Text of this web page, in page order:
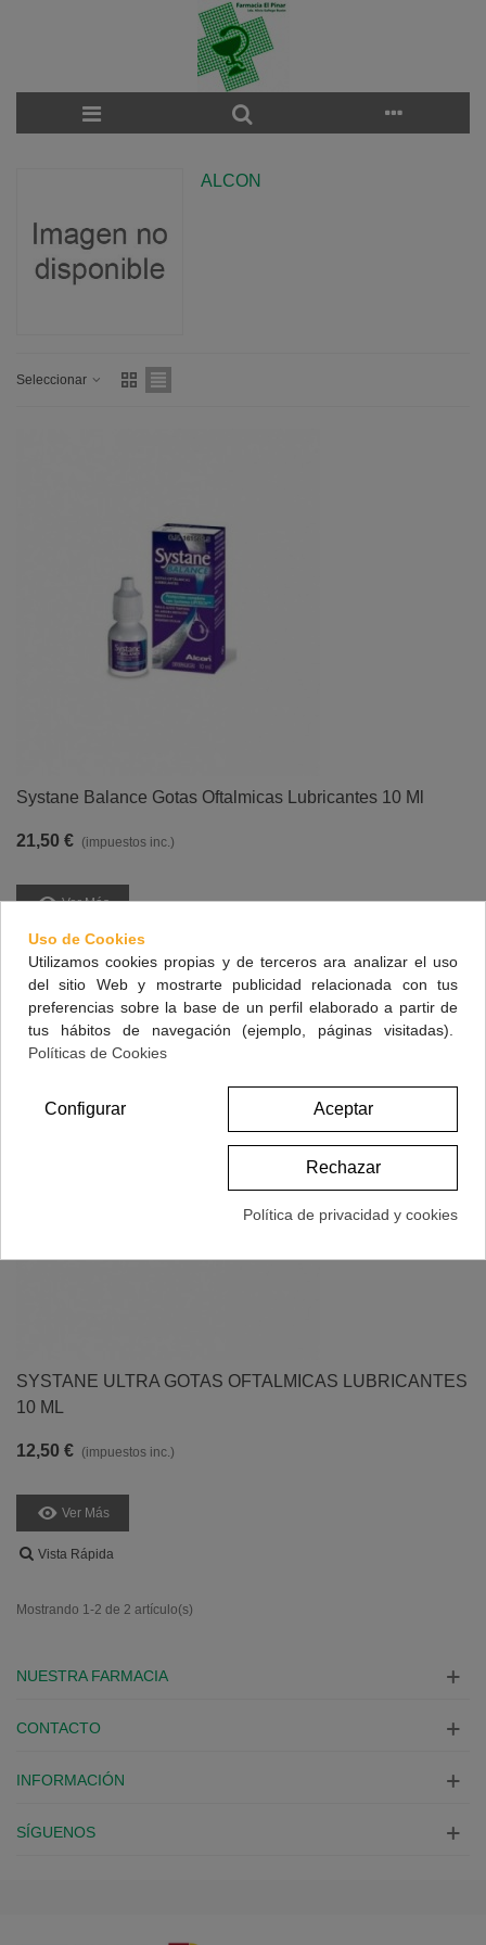
ALCON
Seleccionar
Systane Balance Gotas Oftalmicas Lubricantes 10 Ml
21,50 € (impuestos inc.)
Ver Más
Vista Rápida
SYSTANE ULTRA GOTAS OFTALMICAS LUBRICANTES
10 ML
12,50 € (impuestos inc.)
Ver Más
Vista Rápida
Mostrando 1-2 de 2 artículo(s)
NUESTRA FARMACIA
CONTACTO
INFORMACIÓN
SÍGUENOS
Uso de Cookies
Utilizamos cookies propias y de terceros ara analizar el uso
del sitio Web y mostrarte publicidad relacionada con tus
preferencias sobre la base de un perfil elaborado a partir de
tus hábitos de navegación (ejemplo, páginas visitadas).
Políticas de Cookies
Aceptar
Rechazar
Configurar
Política de privacidad y cookies